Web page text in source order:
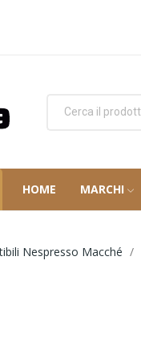
HOME MARCHI
Nespresso Macché